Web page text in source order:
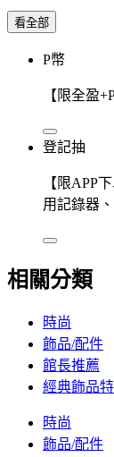
看全部
P幣
【限全盈
登記抽
【限APP
用記錄器
相關分類
時尚
飾品/配件
館長推薦
經典飾品
時尚
飾品/配件